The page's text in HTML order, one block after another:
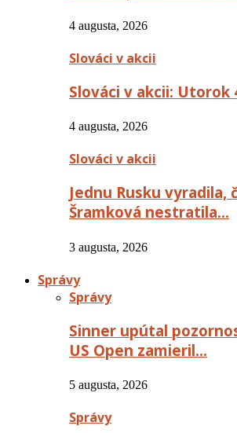
4 augusta, 2026
Slováci v akcii
Slováci v akcii: Utorok
4 augusta, 2026
Slováci v akcii
Jednu Rusku vyradila,
Šramková nestratila…
3 augusta, 2026
Správy
Správy
Sinner upútal
US Open zamieril…
5 augusta, 2026
Správy